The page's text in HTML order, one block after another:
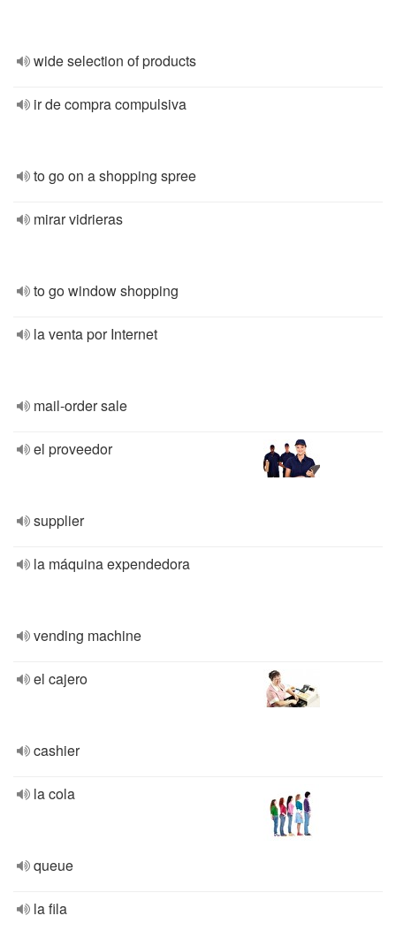
wide selection of products
ir de compra compulsiva
to go on a shopping spree
mirar vidrieras
to go window shopping
la venta por Internet
mail-order sale
el proveedor
supplier
la máquina expendedora
vending machine
el cajero
cashier
la cola
queue
la fila